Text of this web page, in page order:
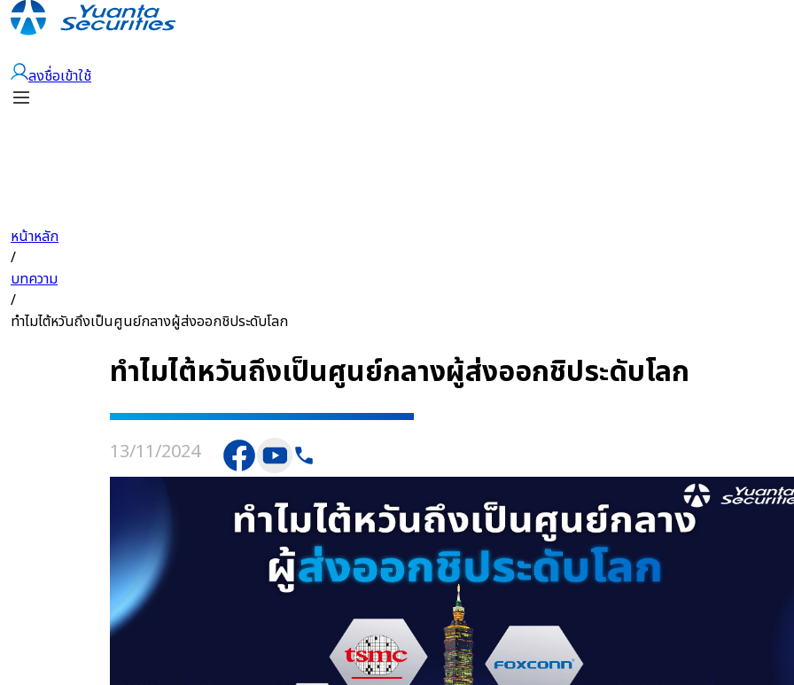
ลงชื่อเข้าใช้
หน้าหลัก
/
บทความ
/
ทำไมไต้หวันถึงเป็นศูนย์กลางผู้ส่งออกชิประดับโลก
ทำไมไต้หวันถึงเป็นศูนย์กลางผู้ส่งออกชิประดับโลก
13/11/2024